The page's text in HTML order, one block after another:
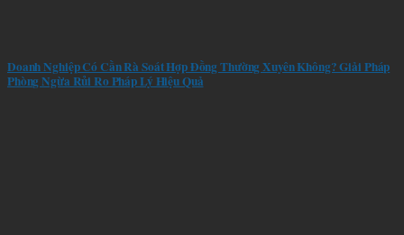
Doanh Nghiệp Có Cần Rà Soát Hợp Đồng Thường Xuyên Không? Giải Pháp
Phòng Ngừa Rủi Ro Pháp Lý Hiệu Quả